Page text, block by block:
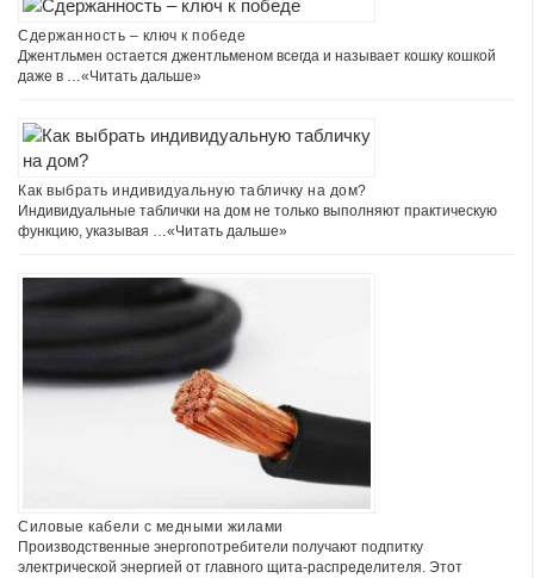
Сдержанность – ключ к победе
Джентльмен остается джентльменом всегда и называет кошку кошкой
даже в … «Читать дальше»
Как выбрать индивидуальную табличку на дом?
Индивидуальные таблички на дом не только выполняют практическую
функцию, указывая … «Читать дальше»
Силовые кабели с медными жилами
Производственные энергопотребители получают подпитку
электрической энергией от главного щита-распределителя. Этот